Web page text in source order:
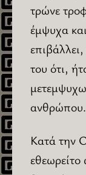
τρώνε
έμψυχα
του ότι,
ανθρώπου.
Κατά την